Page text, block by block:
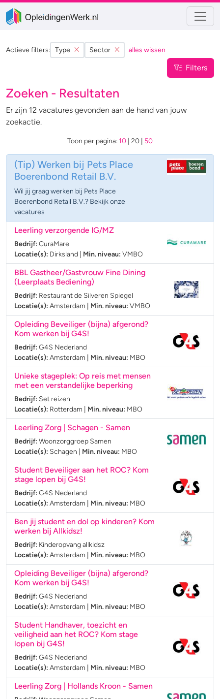
Actieve filters: Type Sector alles wissen
Filters
Zoeken - Resultaten
Er zijn 12 vacatures gevonden aan de hand van jouw
zoekactie.
Toon per pagina: 10 20 50
(Tip) Werken bij Pets Place
Boerenbond Retail B.V.
Wil jij graag werken bij Pets Place
Boerenbond Retail B.V.? Bekijk onze
vacatures
Leerling verzorgende IG/MZ
Bedrijf: CuraMare
Locatie(s): Dirksland Min. niveau: VMBO
BBL Gastheer/Gastvrouw Fine Dining
(Leerplaats Bediening)
Bedrijf: Restaurant de Silveren Spiegel
Locatie(s): Amsterdam Min. niveau: VMBO
Opleiding Beveiliger (bijna) afgerond?
Kom werken bij G4S!
Bedrijf: G4S Nederland
Locatie(s): Amsterdam Min. niveau: MBO
Unieke stageplek: Op reis met mensen
met een verstandelijke beperking
Bedrijf: Set reizen
Locatie(s): Rotterdam Min. niveau: MBO
Leerling Zorg | Schagen - Samen
Bedrijf: Woonzorggroep Samen
Locatie(s): Schagen Min. niveau: MBO
Student Beveiliger aan het ROC? Kom
stage lopen bij G4S!
Bedrijf: G4S Nederland
Locatie(s): Amsterdam Min. niveau: MBO
Ben jij student en dol op kinderen? Kom
werken bij Allkidsz!
Bedrijf: Kinderopvang allkidsz
Locatie(s): Amsterdam Min. niveau: MBO
Opleiding Beveiliger (bijna) afgerond?
Kom werken bij G4S!
Bedrijf: G4S Nederland
Locatie(s): Amsterdam Min. niveau: MBO
Student Handhaver, toezicht en
veiligheid aan het ROC? Kom stage
lopen bij G4S!
Bedrijf: G4S Nederland
Locatie(s): Amsterdam Min. niveau: MBO
Leerling Zorg | Hollands Kroon - Samen